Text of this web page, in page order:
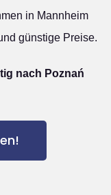
in Mannheim
günstige Preise.
nach Poznań